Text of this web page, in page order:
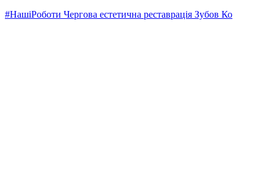
#НашіРоботи Чергова естетична реставрація Зубов Ко